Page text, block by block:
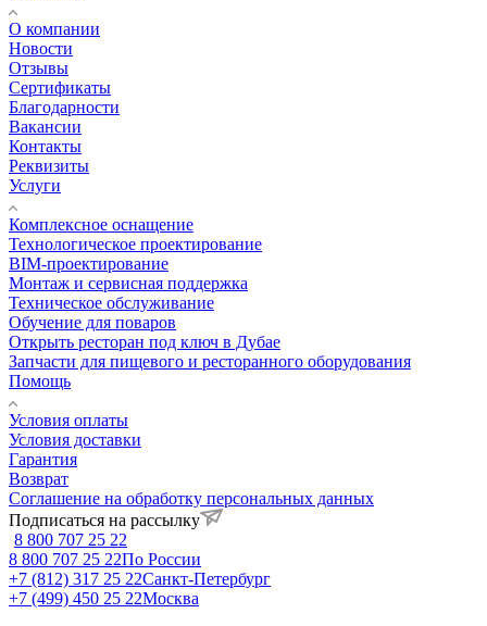
О компании
Новости
Отзывы
Сертификаты
Благодарности
Вакансии
Контакты
Реквизиты
Услуги
Комплексное оснащение
Технологическое проектирование
BIM-проектирование
Монтаж и сервисная поддержка
Техническое обслуживание
Обучение для поваров
Открыть ресторан под ключ в Дубае
Запчасти для пищевого и ресторанного оборудования
Помощь
Условия оплаты
Условия доставки
Гарантия
Возврат
Соглашение на обработку персональных данных
Подписаться на рассылку
8 800 707 25 22
8 800 707 25 22По России
+7 (812) 317 25 22Санкт-Петербург
+7 (499) 450 25 22Москва